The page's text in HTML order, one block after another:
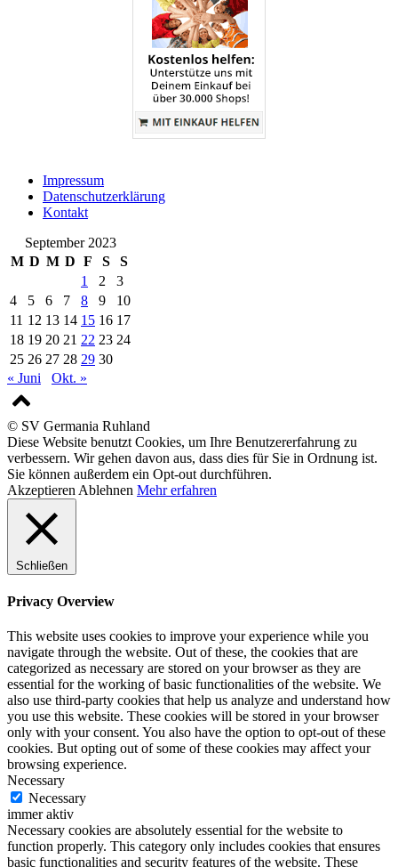
Impressum
Datenschutzerklärung
Kontakt
September 2023
M D M D F S
S
1
2
3
4
5 6 7 8 9
10
11 12 13 14 15 16 17
18 19 20 21 22 23 24
25 26 27 28 29 30
« Juni
Okt. »
© SV Germania Ruhland
Diese Website benutzt Cookies, um Ihre Benutzererfahrung zu
verbessern. Wir gehen davon aus, dass dies für Sie in Ordnung ist.
Sie können außerdem ein Opt-out durchführen.
Akzeptieren Ablehnen Mehr erfahren
Schließen
Privacy Overview
This website uses cookies to improve your experience while you
navigate through the website. Out of these, the cookies that are
categorized as necessary are stored on your browser as they are
essential for the working of basic functionalities of the website. We
also use third-party cookies that help us analyze and understand how
you use this website. These cookies will be stored in your browser
only with your consent. You also have the option to opt-out of these
cookies. But opting out of some of these cookies may affect your
browsing experience.
Necessary
Necessary
immer aktiv
Necessary cookies are absolutely essential for the website to
function properly. This category only includes cookies that ensures
basic functionalities and security features of the website. These